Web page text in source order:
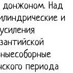
донжоном. Над
и
периода